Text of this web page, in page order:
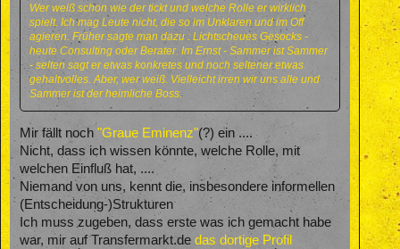
Wer weiß schon wie der tickt und welche Rolle er wirklich
spielt. Ich mag Leute nicht, die so im Unklaren und im Off
agieren. Früher sagte man dazu : Lichtscheues Gesocks -
heute Consulting oder Berater. Im Ernst - Sammer ist Sammer
- selten sagt er etwas konkretes und noch seltener etwas
gehaltvolles. Aber, wer weiß. Vielleicht irren wir uns alle und
Sammer ist der heimliche Boss.
Mir fällt noch "Graue Eminenz"(?) ein ....
Nicht, dass ich wissen könnte, welche Rolle, mit
welchen Einfluß hat, ....
Niemand von uns, kennt die, insbesondere informellen
(Entscheidung-)Strukturen
Ich muss zugeben, dass erste was ich gemacht habe
war, mir auf Transfermarkt.de das dortige Profil